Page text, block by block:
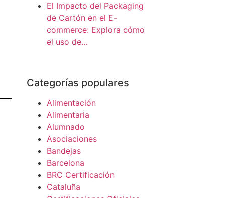
El Impacto del Packaging
de Cartón en el E-
commerce: Explora cómo
el uso de…
Categorías populares
Alimentación
Alimentaria
Alumnado
Asociaciones
Bandejas
Barcelona
BRC Certificación
Cataluña